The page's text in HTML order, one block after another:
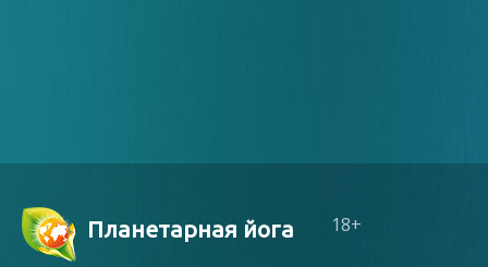
Планетарная йога 18+